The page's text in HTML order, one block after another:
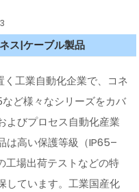
ス|ケーブル製品
工業自動化企業で、コネ
など様々なシリーズをカバ
よびプロセス自動化産業
は高い保護等級（IP65–
工場出荷テストなどの特
しています。工業国産化